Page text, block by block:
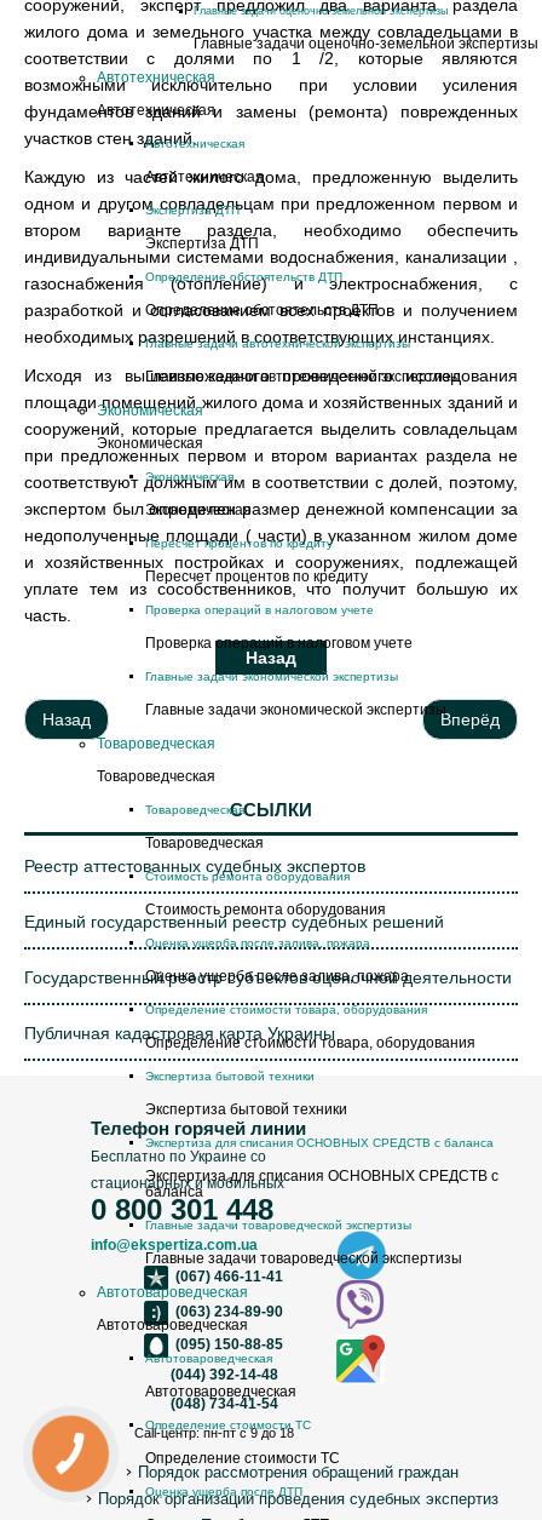
Главные задачи оценочно-земельной экспертизы
Главные задачи оценочно-земельной экспертизы
Автотехническая
Автотехническая
Автотехническая
Автотехническая
Экспертиза ДТП
Экспертиза ДТП
Определение обстоятельств ДТП
Определение обстоятельств ДТП
Главные задачи автотехнической экспертизы
Главные задачи автотехнической экспертизы
Экономическая
Экономическая
Экономическая
Экономическая
Пересчет процентов по кредиту
Пересчет процентов по кредиту
Проверка операций в налоговом учете
Проверка операций в налоговом учете
Главные задачи экономической экспертизы
Главные задачи экономической экспертизы
Товароведческая
Товароведческая
Товароведческая
Товароведческая
Стоимость ремонта оборудования
Стоимость ремонта оборудования
Оценка ущерба после залива, пожара
Оценка ущерба после залива, пожара
Определение стоимости товара, оборудования
Определение стоимости товара, оборудования
Экспертиза бытовой техники
Экспертиза бытовой техники
Экспертиза для списания ОСНОВНЫХ СРЕДСТВ с баланса
Экспертиза для списания ОСНОВНЫХ СРЕДСТВ с
баланса
Главные задачи товароведческой экспертизы
Главные задачи товароведческой экспертизы
Автотовароведческая
Автотовароведческая
Автотовароведческая
Автотовароведческая
Определение стоимости ТС
Определение стоимости ТС
Оценка ущерба после ДТП
сооружений, эксперт предложил два варианта раздела
жилого дома и земельного участка между совладельцами в
соответствии с долями по 1 /2, которые являются
возможными исключительно при условии усиления
фундаментов зданий и замены (ремонта) поврежденных
участков стен зданий.
Каждую из частей жилого дома, предложенную выделить
одном и другом совладельцам при предложенном первом и
втором варианте раздела, необходимо обеспечить
индивидуальными системами водоснабжения, канализации ,
газоснабжения (отопление) и электроснабжения, с
разработкой и согласованием всех проектов и получением
необходимых разрешений в соответствующих инстанциях.
Исходя из вышеизложенного проведенного исследования
площади помещений жилого дома и хозяйственных зданий и
сооружений, которые предлагается выделить совладельцам
при предложенных первом и втором вариантах раздела не
соответствуют должным им в соответствии с долей, поэтому,
экспертом был определен размер денежной компенсации за
недополученные площади ( части) в указанном жилом доме
и хозяйственных постройках и сооружениях, подлежащей
уплате тем из сособственников, что получит большую их
часть.
Назад Вперёд
ССЫЛКИ
Реестр аттестованных судебных экспертов
Единый государственный реестр судебных решений
Государственный реестр субъектов оценочной деятельности
Публичная кадастровая карта Украины
Телефон горячей линии
Бесплатно по Украине со
стационарных и мобильных
0 800 301 448
info@ekspertiza.com.ua
(067) 466-11-41
(063) 234-89-90
(095) 150-88-85
(044) 392-14-48
(048) 734-41-54
Call-центр: пн-пт с 9 до 18
Порядок рассмотрения обращений граждан
Порядок организации проведения судебных экспертиз